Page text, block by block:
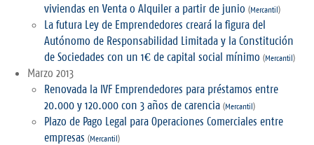
viviendas en Venta o Alquiler a partir de junio (Mercantil)
La futura Ley de Emprendedores creará la figura del
Autónomo de Responsabilidad Limitada y la Constitución
de Sociedades con un 1€ de capital social mínimo (Mercantil)
Marzo 2013
Renovada la IVF Emprendedores para préstamos entre
20.000 y 120.000 con 3 años de carencia (Mercantil)
Plazo de Pago Legal para Operaciones Comerciales entre
empresas (Mercantil)